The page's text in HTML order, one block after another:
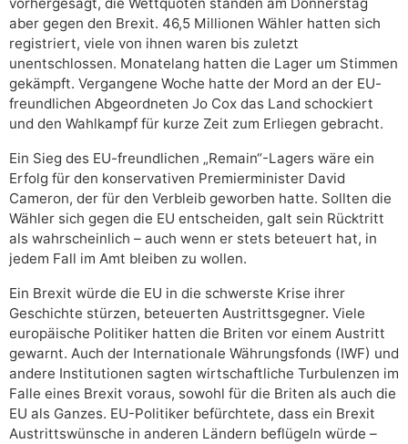
vorhergesagt, die Wettquoten standen am Donnerstag
aber gegen den Brexit. 46,5 Millionen Wähler hatten sich
registriert, viele von ihnen waren bis zuletzt
unentschlossen. Monatelang hatten die Lager um Stimmen
gekämpft. Vergangene Woche hatte der Mord an der EU-
freundlichen Abgeordneten Jo Cox das Land schockiert
und den Wahlkampf für kurze Zeit zum Erliegen gebracht.
Ein Sieg des EU-freundlichen „Remain“-Lagers wäre ein
Erfolg für den konservativen Premierminister David
Cameron, der für den Verbleib geworben hatte. Sollten die
Wähler sich gegen die EU entscheiden, galt sein Rücktritt
als wahrscheinlich – auch wenn er stets beteuert hat, in
jedem Fall im Amt bleiben zu wollen.
Ein Brexit würde die EU in die schwerste Krise ihrer
Geschichte stürzen, beteuerten Austrittsgegner. Viele
europäische Politiker hatten die Briten vor einem Austritt
gewarnt. Auch der Internationale Währungsfonds (IWF) und
andere Institutionen sagten wirtschaftliche Turbulenzen im
Falle eines Brexit voraus, sowohl für die Briten als auch die
EU als Ganzes. EU-Politiker befürchtete, dass ein Brexit
Austrittswünsche in anderen Ländern beflügeln würde –